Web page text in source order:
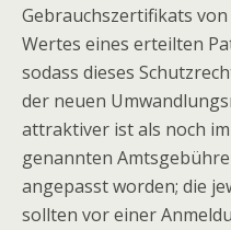
Gebrauchszertifikats von
Wertes eines erteilten
sodass dieses
der neuen
attraktiver ist als noch
genannten
angepasst worden; die
sollten vor einer